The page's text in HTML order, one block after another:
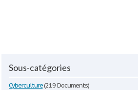
Sous-catégories
Cyberculture(219 Documents)